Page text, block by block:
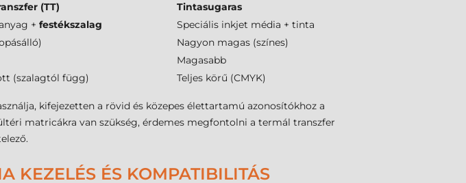
(TT)
Tintasugaras
+ festékszalag
Speciális inkjet média + tinta
Nagyon magas (színes)
Magasabb
(szalagtól függ) Teljes körű (CMYK)
kifejezetten a rövid és közepes élettartamú azonosítókhoz a
matricákra van szükség, érdemes megfontolni a termál transzfer
KEZELÉS ÉS KOMPATIBILITÁS